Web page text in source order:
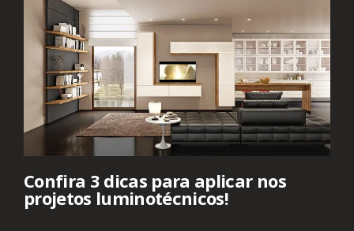
Confira 3 dicas para aplicar nos
projetos luminotécnicos!